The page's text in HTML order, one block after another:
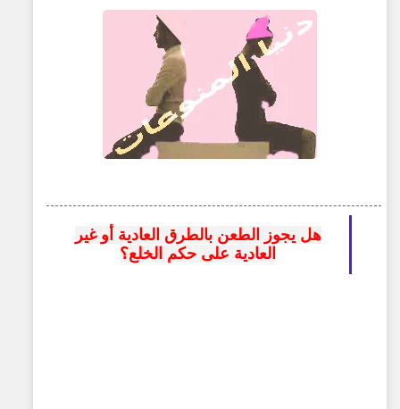
هل يجوز الطعن بالطرق العادية أو غير
العادية على حكم الخلع؟